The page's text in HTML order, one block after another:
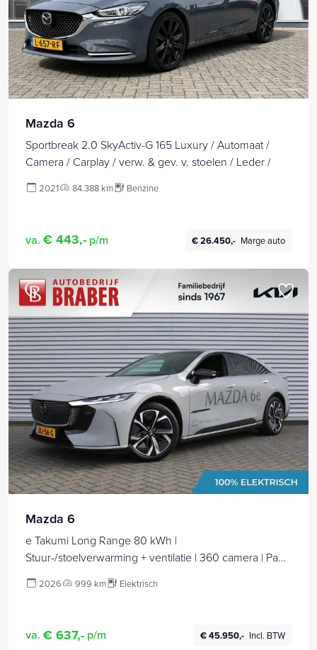
Mazda 6
Sportbreak 2.0 SkyActiv-G 165 Luxury / Automaat /
Camera / Carplay / verw. & gev. v. stoelen / Leder /
2021 84.388 km Benzine
va. € 443,- p/m € 26.450,- Marge auto
Mazda 6
e Takumi Long Range 80 kWh |
Stuur-/stoelverwarming + ventilatie | 360 camera | Pano
2026 999 km Elektrisch
va. € 637,- p/m € 45.950,- Incl. BTW